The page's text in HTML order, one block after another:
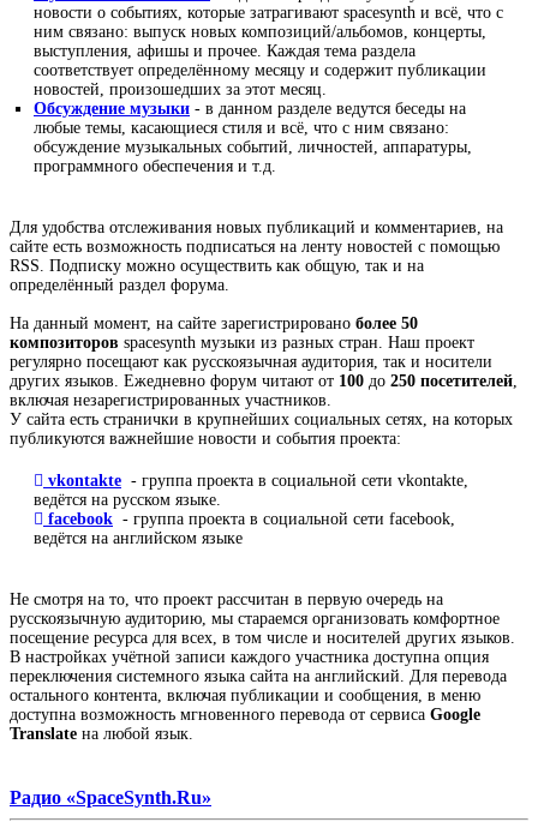
новости о событиях, которые затрагивают spacesynth и всё, что с
ним связано: выпуск новых композиций/альбомов, концерты,
выступления, афишы и прочее. Каждая тема раздела
соответствует определённому месяцу и содержит публикации
новостей, произошедших за этот месяц.
Обсуждение музыки - в данном разделе ведутся беседы на
любые темы, касающиеся стиля и всё, что с ним связано:
обсуждение музыкальных событий, личностей, аппаратуры,
программного обеспечения и т.д.
Для удобства отслеживания новых публикаций и комментариев, на
сайте есть возможность подписаться на ленту новостей с помощью
RSS. Подписку можно осуществить как общую, так и на
определённый раздел форума.
На данный момент, на сайте зарегистрировано более 50
композиторов spacesynth музыки из разных стран. Наш проект
регулярно посещают как русскоязычная аудитория, так и носители
других языков. Ежедневно форум читают от 100 до 250 посетителей
включая незарегистрированных участников.
У сайта есть странички в крупнейших социальных сетях, на которых
публикуются важнейшие новости и события проекта:
vkontakte - группа проекта в социальной сети vkontakte,
ведётся на русском языке.
facebook - группа проекта в социальной сети facebook,
ведётся на английском языке
Не смотря на то, что проект рассчитан в первую очередь на
русскоязычную аудиторию, мы стараемся организовать комфортное
посещение ресурса для всех, в том числе и носителей других языков.
В настройках учётной записи каждого участника доступна опция
переключения системного языка сайта на английский. Для перевода
остального контента, включая публикации и сообщения, в меню
доступна возможность мгновенного перевода от сервиса Google
Translate на любой язык.
Радио «SpaceSynth.Ru»